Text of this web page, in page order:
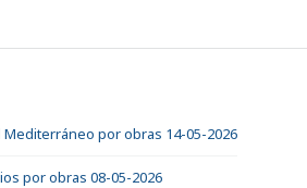
por obras 14-05-2026
por obras 08-05-2026